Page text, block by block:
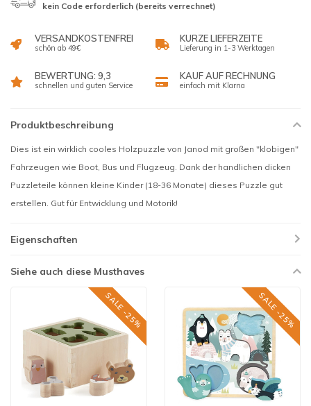
kein Code erforderlich (bereits verrechnet)
VERSANDKOSTENFREI
schön ab 49€
KURZE LIEFERZEITE
Lieferung in 1-3 Werktagen
BEWERTUNG: 9,3
schnellen und guten Service
KAUF AUF RECHNUNG
einfach mit Klarna
Produktbeschreibung
Dies ist ein wirklich cooles Holzpuzzle von Janod mit großen "klobigen"
Fahrzeugen wie Boot, Bus und Flugzeug. Dank der handlichen dicken
Puzzleteile können kleine Kinder (18-36 Monate) dieses Puzzle gut
erstellen. Gut für Entwicklung und Motorik!
Eigenschaften
Siehe auch diese Musthaves
SALE -25% SALE -25%